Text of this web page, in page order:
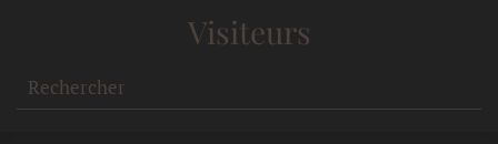
Visiteurs